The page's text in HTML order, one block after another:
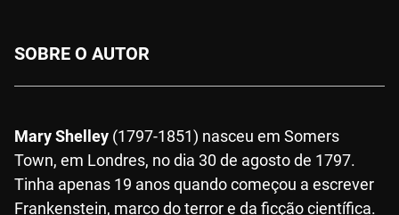
SOBRE O AUTOR
Mary Shelley (1797-1851) nasceu em Somers
Town, em Londres, no dia 30 de agosto de 1797.
Tinha apenas 19 anos quando começou a escrever
Frankenstein, marco do terror e da ficção científica.